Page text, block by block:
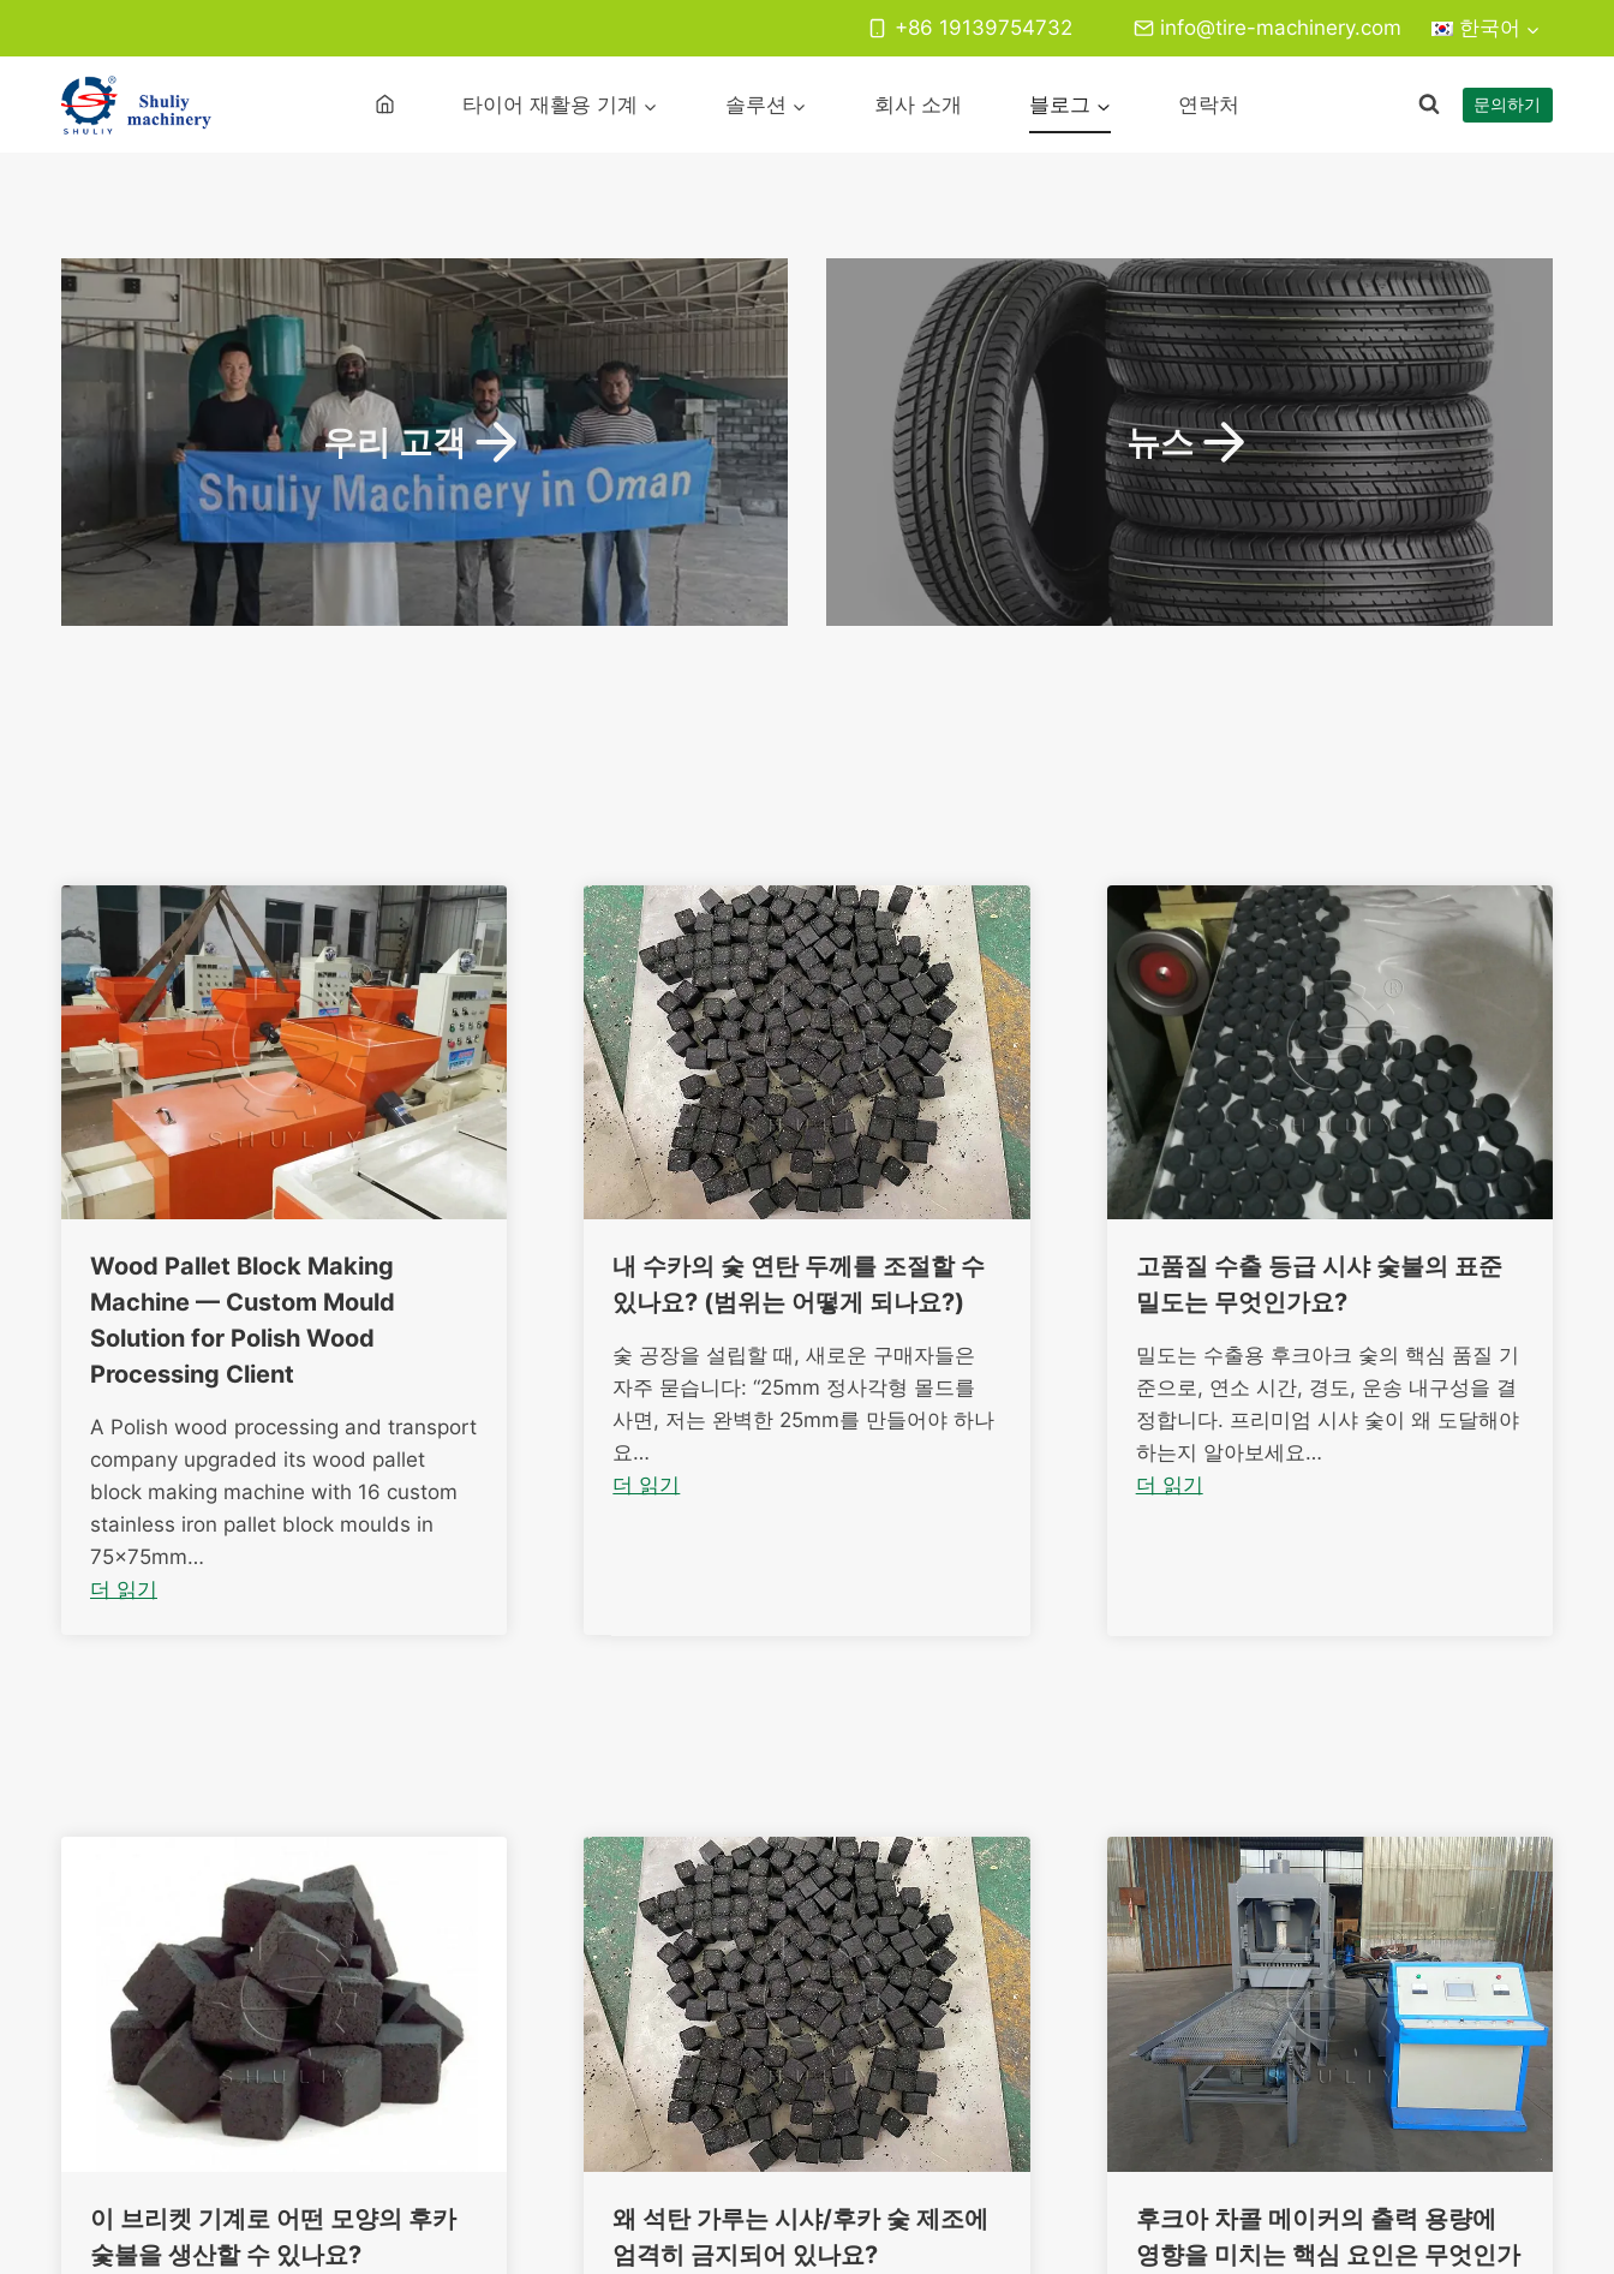
content
+86 19139754732 info@tire-machinery.com 한국어
타이어 재활용 기계 솔루션 회사 소개 블로그 연락처 문의하기
우리 고객 뉴스
Wood Pallet Block Making
Machine — Custom Mould
Solution for Polish Wood
Processing Client
A Polish wood processing and transport
company upgraded its wood pallet
block making machine with 16 custom
stainless iron pallet block moulds in
75×75mm…
더 읽기
내 수카의 숯 연탄 두께를 조절할 수
있나요? (범위는 어떻게 되나요?)
숯 공장을 설립할 때, 새로운 구매자들은
자주 묻습니다: “25mm 정사각형 몰드를
사면, 저는 완벽한 25mm를 만들어야 하나
요…
더 읽기
고품질 수출 등급 시샤 숯불의 표준
밀도는 무엇인가요?
밀도는 수출용 후크아크 숯의 핵심 품질 기
준으로, 연소 시간, 경도, 운송 내구성을 결
정합니다. 프리미엄 시샤 숯이 왜 도달해야
하는지 알아보세요…
더 읽기
이 브리켓 기계로 어떤 모양의 후카
숯불을 생산할 수 있나요?
왜 석탄 가루는 시샤/후카 숯 제조에
엄격히 금지되어 있나요?
후크아 차콜 메이커의 출력 용량에
영향을 미치는 핵심 요인은 무엇인가